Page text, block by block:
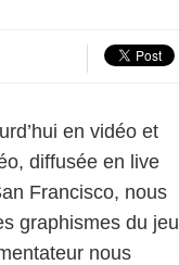
en vidéo et
diffusée en live
Francisco, nous
graphismes du jeu
nous